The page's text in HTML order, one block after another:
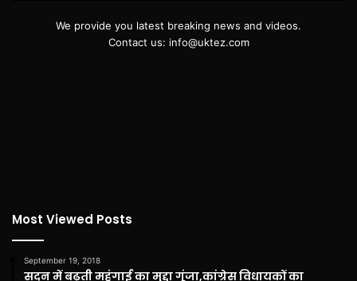
We provide you latest breaking news and videos.
Contact us: info@uktez.com
Most Viewed Posts
September 19, 2018
सदन में बढ़ती महंगाई का मुद्दा गूंजा,कांग्रेस विधायकों का